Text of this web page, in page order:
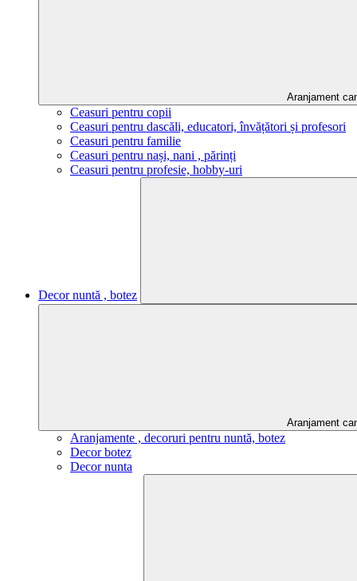
Aranjament
Ceasuri pentru copii
Ceasuri pentru dascăli, educatori, învățători și profesori
Ceasuri pentru familie
Ceasuri pentru nași, nani , părinți
Ceasuri pentru profesie, hobby-uri
Decor nuntă , botez
Aranjament
Aranjamente , decoruri pentru nuntă, botez
Decor botez
Decor nunta